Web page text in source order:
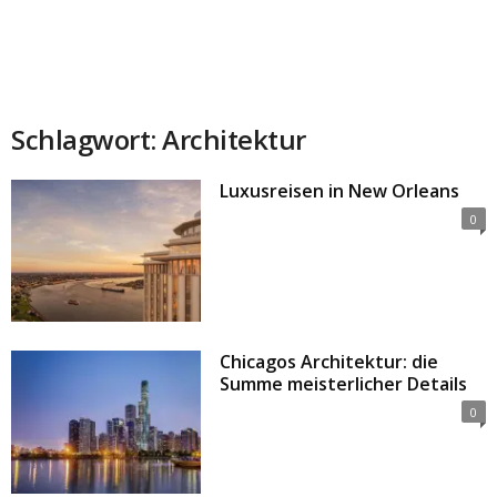
Schlagwort: Architektur
Luxusreisen in New Orleans
0
Chicagos Architektur: die
Summe meisterlicher Details
0